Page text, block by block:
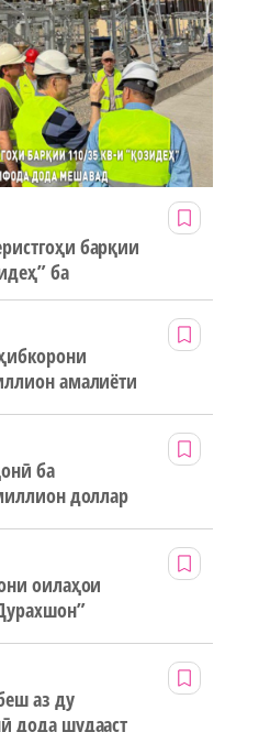
барқии
ба
амалиёти
ба
доллар
оилаҳои
аз ду
дода шудааст